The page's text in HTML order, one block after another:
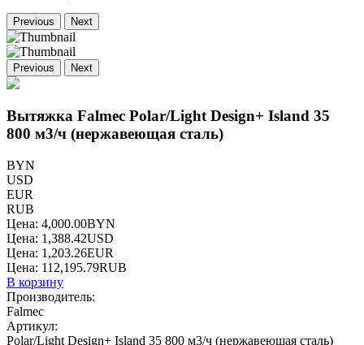
Previous Next
Previous Next
Вытяжка Falmec Polar/Light Design+ Island 35
800 м3/ч (нержавеющая сталь)
BYN
USD
EUR
RUB
Цена: 4,000.00BYN
Цена: 1,388.42USD
Цена: 1,203.26EUR
Цена: 112,195.79RUB
В корзину
Производитель:
Falmec
Артикул:
Polar/Light Design+ Island 35 800 м3/ч (нержавеющая сталь)